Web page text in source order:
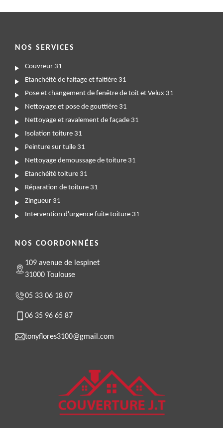
NOS SERVICES
Couvreur 31
Etanchéité de faitage et faitière 31
Pose et changement de fenêtre de toit et Velux 31
Nettoyage et pose de gouttière 31
Nettoyage et ravalement de façade 31
Isolation toiture 31
Peinture sur tuile 31
Nettoyage demoussage de toiture 31
Etanchéité toiture 31
Réparation de toiture 31
Zingueur 31
Intervention d'urgence fuite toiture 31
NOS COORDONNÉES
109 avenue de lespinet
31000 Toulouse
05 33 06 18 07
06 35 96 65 87
tonyflores3100@gmail.com